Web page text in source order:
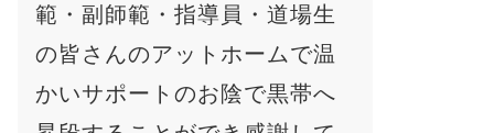
範・副師範・指導員・道場生
の皆さんのアットホームで温
かいサポートのお陰で黒帯へ